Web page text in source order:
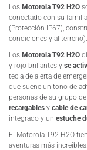
Los Motorola T92 H2O
conectado con su
(Protección IP67),
condiciones y al terreno).
Los Motorola T92 H2O
y rojo brillantes y se
tecla de alerta de
que suene un tono de
personas de su grupo
recargables y cable de
integrado y un estuche
El Motorola T92 H2O
aventuras más increíbles.